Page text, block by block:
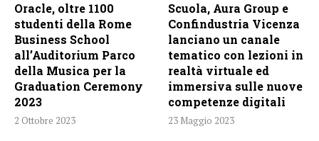
Oracle, oltre 1100
studenti della Rome
Business School
all’Auditorium Parco
della Musica per la
Graduation Ceremony
2023
2 Ottobre 2023
Scuola, Aura Group e
Confindustria Vicenza
lanciano un canale
tematico con lezioni in
realtà virtuale ed
immersiva sulle nuove
competenze digitali
23 Maggio 2023